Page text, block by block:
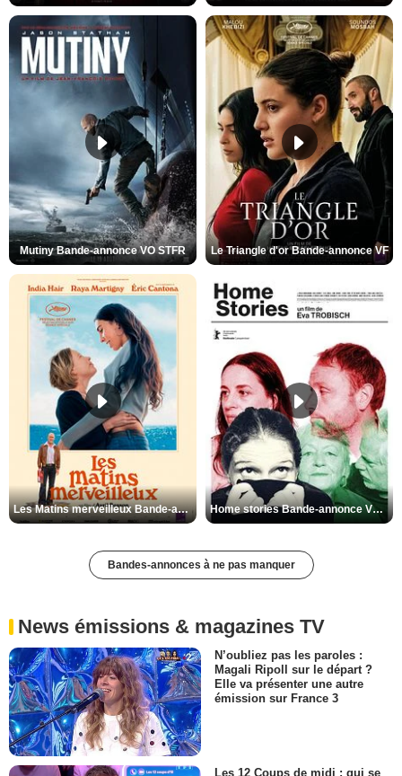
Mutiny Bande-annonce VO STFR Le Triangle d'or Bande-annonce VF
Les Matins merveilleux Bande-annonce VF Home stories Bande-annonce VO STFR
Bandes-annonces à ne pas manquer
News émissions & magazines TV
N’oubliez pas les paroles :
Magali Ripoll sur le départ ?
Elle va présenter une autre
émission sur France 3
Les 12 Coups de midi : qui se